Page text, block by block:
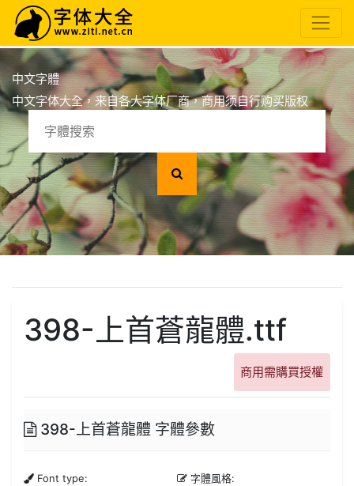
中文字體
中文字体大全，来自各大字体厂商，商用须自行购买版权
398-上首蒼龍體.ttf
商用需購買授權
398-上首蒼龍體 字體參數
Font type: 字體風格: